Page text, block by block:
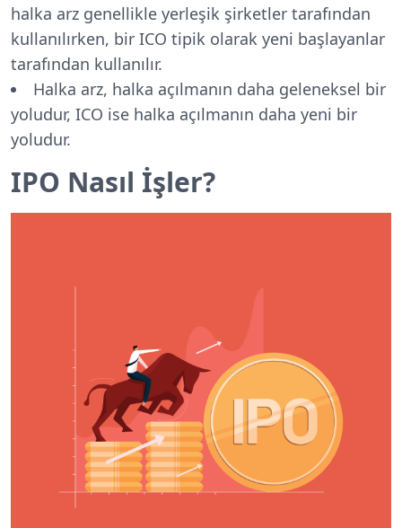
halka arz genellikle yerleşik şirketler tarafından
kullanılırken, bir ICO tipik olarak yeni başlayanlar
tarafından kullanılır.
Halka arz, halka açılmanın daha geleneksel bir
yoludur, ICO ise halka açılmanın daha yeni bir
yoludur.
IPO Nasıl İşler?